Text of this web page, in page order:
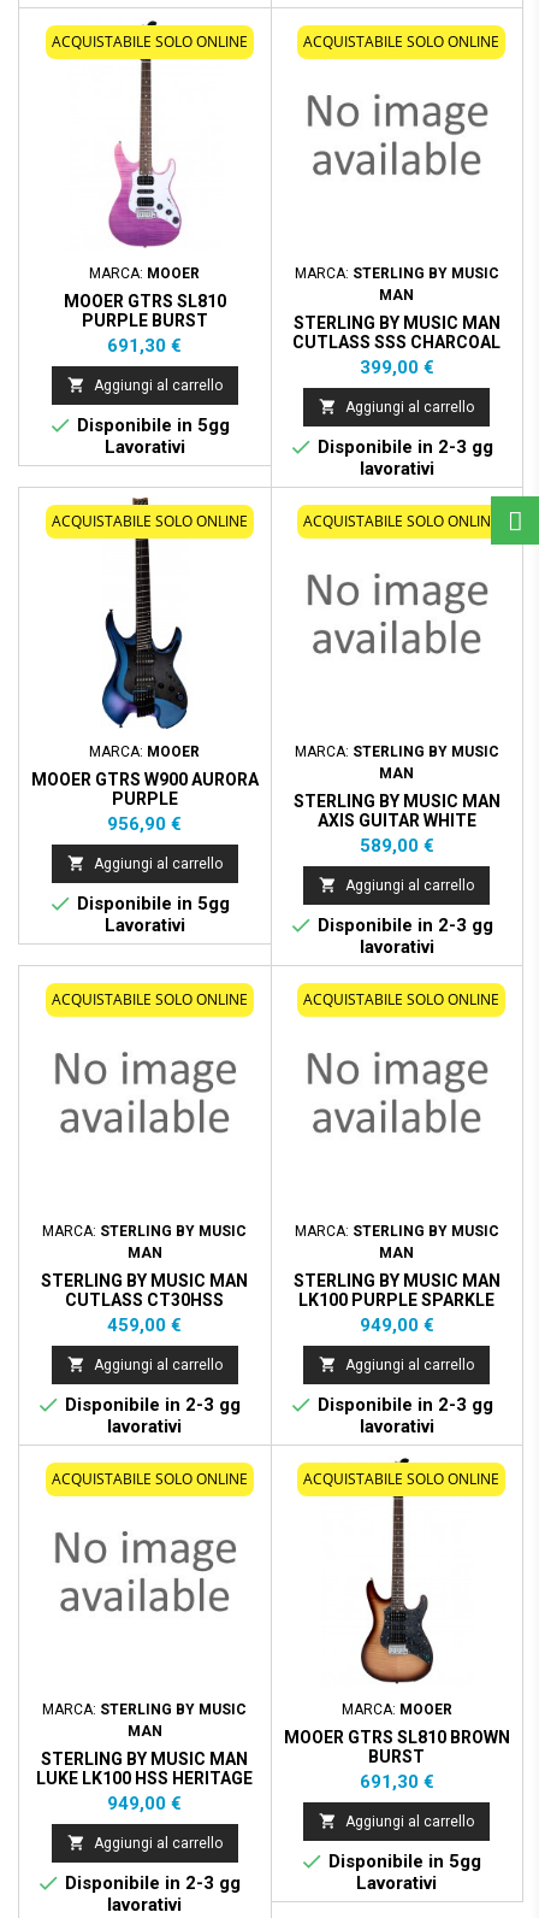
ACQUISTABILE SOLO ONLINE
MARCA: MOOER
MOOER GTRS SL810
PURPLE BURST
Prezzo
691,30 €
 Aggiungi al carrello
 Disponibile in 5gg
Lavorativi
ACQUISTABILE SOLO ONLINE
MARCA: STERLING BY MUSIC
MAN
STERLING BY MUSIC MAN
CUTLASS SSS CHARCOAL
FROST
Prezzo
399,00 €
 Aggiungi al carrello
 Disponibile in 2-3 gg
lavorativi
ACQUISTABILE SOLO ONLINE
MARCA: MOOER
MOOER GTRS W900 AURORA
PURPLE
Prezzo
956,90 €
 Aggiungi al carrello
 Disponibile in 5gg
Lavorativi
ACQUISTABILE SOLO ONLINE
MARCA: STERLING BY MUSIC
MAN
STERLING BY MUSIC MAN
AXIS GUITAR WHITE
Prezzo
589,00 €
 Aggiungi al carrello
 Disponibile in 2-3 gg
lavorativi
ACQUISTABILE SOLO ONLINE
MARCA: STERLING BY MUSIC
MAN
STERLING BY MUSIC MAN
CUTLASS CT30HSS
CHOPPER BLUE
Prezzo
459,00 €
 Aggiungi al carrello
 Disponibile in 2-3 gg
lavorativi
ACQUISTABILE SOLO ONLINE
MARCA: STERLING BY MUSIC
MAN
STERLING BY MUSIC MAN
LK100 PURPLE SPARKLE
Prezzo
949,00 €
 Aggiungi al carrello
 Disponibile in 2-3 gg
lavorativi
ACQUISTABILE SOLO ONLINE
MARCA: STERLING BY MUSIC
MAN
STERLING BY MUSIC MAN
LUKE LK100 HSS HERITAGE
CHERRY BURST
Prezzo
949,00 €
 Aggiungi al carrello
 Disponibile in 2-3 gg
lavorativi
ACQUISTABILE SOLO ONLINE
MARCA: MOOER
MOOER GTRS SL810 BROWN
BURST
Prezzo
691,30 €
 Aggiungi al carrello
 Disponibile in 5gg
Lavorativi